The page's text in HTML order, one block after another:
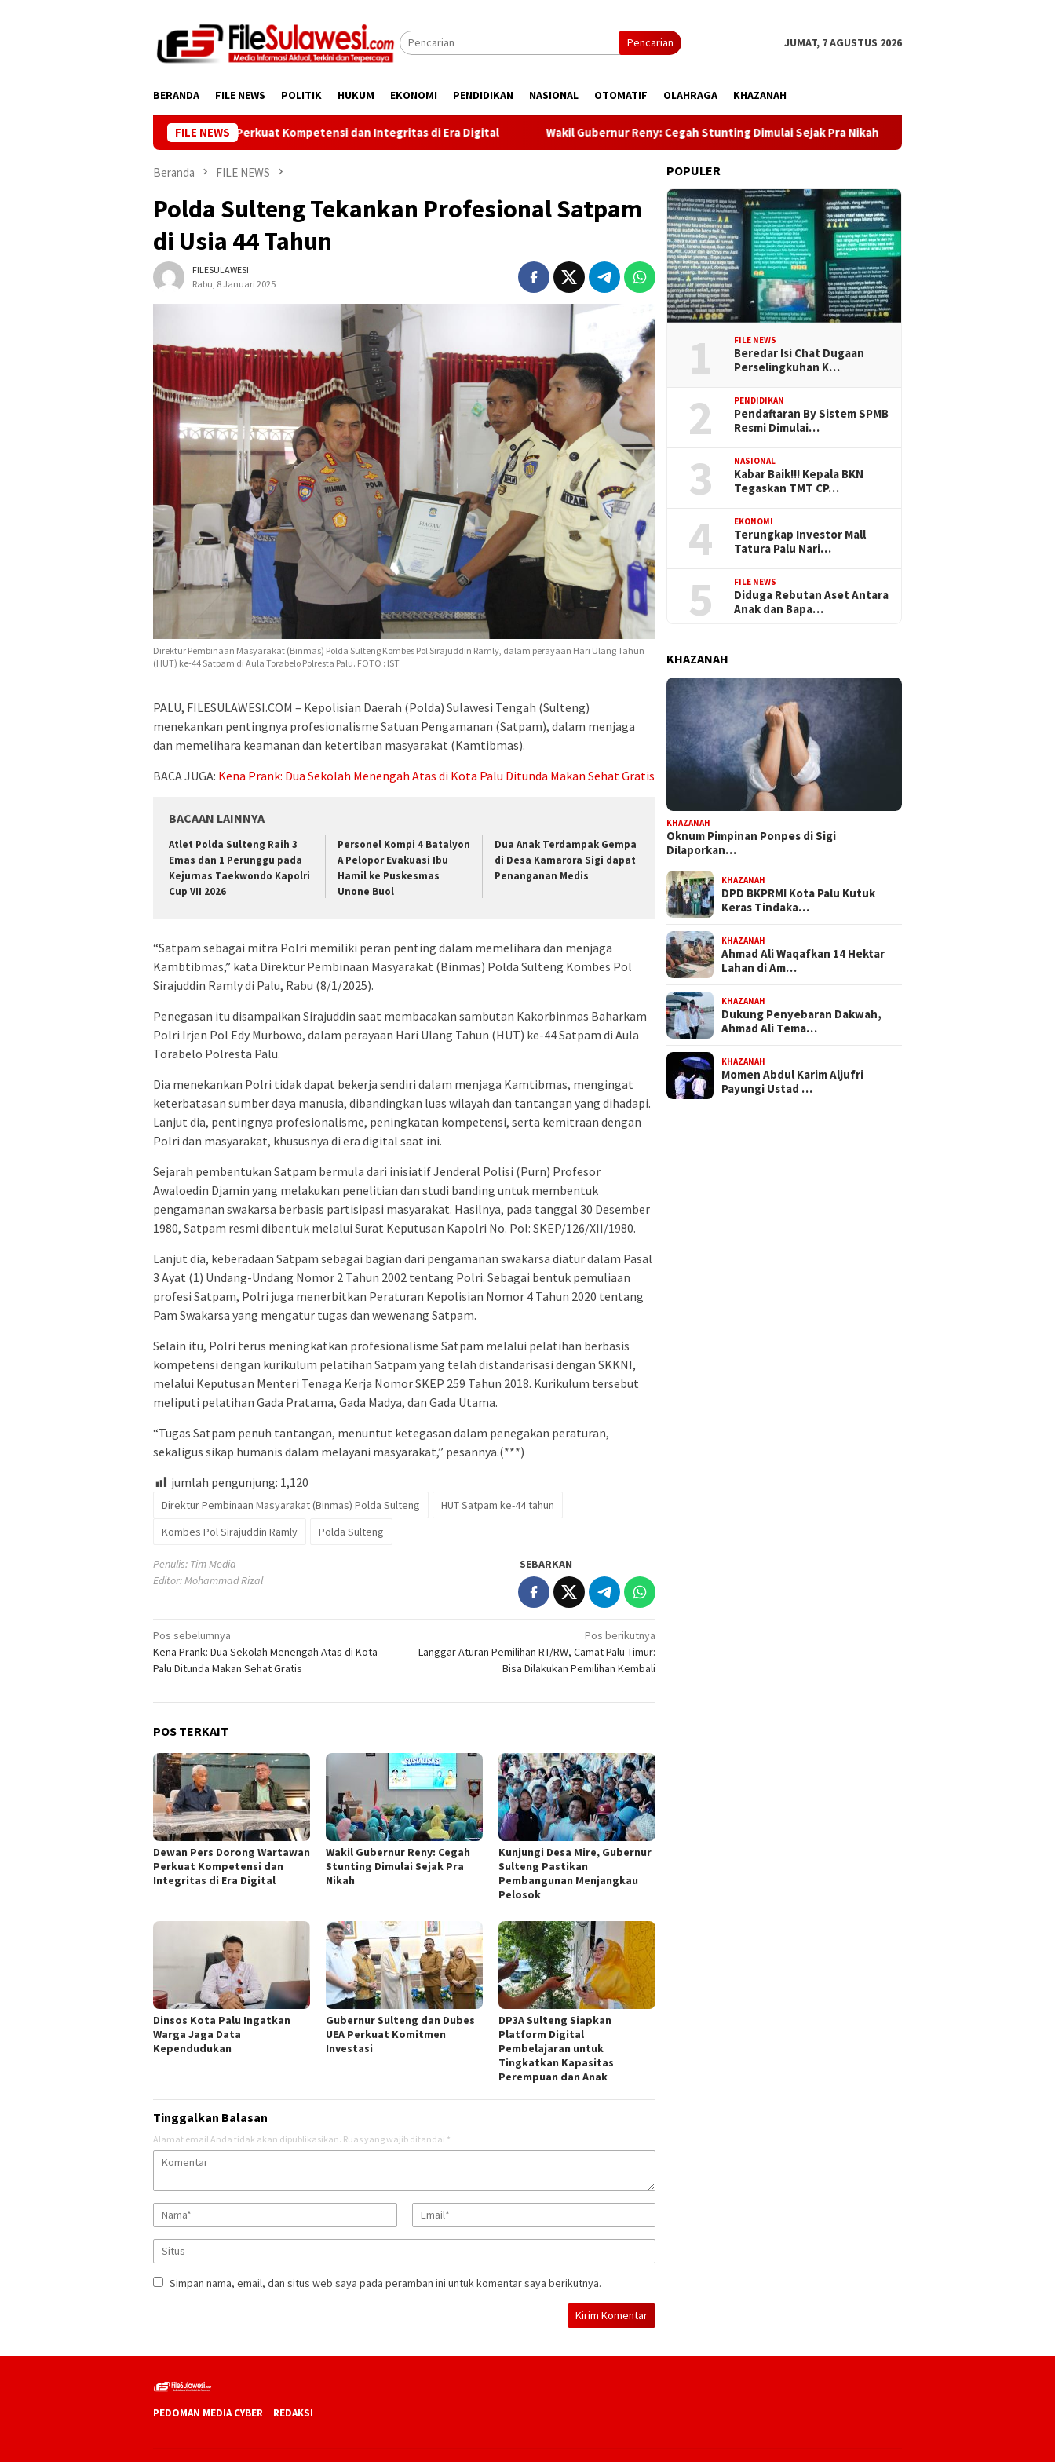
Pencarian JUMAT, 7 AGUSTUS 2026
BERANDA FILE NEWS POLITIK HUKUM EKONOMI PENDIDIKAN NASIONAL OTOMATIF OLAHRAGA KHAZANAH
FILE NEWS
Dewan Pers Dorong Wartawan Perkuat Kompetensi dan Integritas di Era Digital Wakil Gubernur Reny: Cegah Stunting Dimulai Sejak Pra Nikah Kunjungi Desa Mire, Gubernur
Beranda FILE NEWS
Polda Sulteng Tekankan Profesional Satpam
di Usia 44 Tahun
FILESULAWESI
Rabu, 8 Januari 2025
Direktur Pembinaan Masyarakat (Binmas) Polda Sulteng Kombes Pol Sirajuddin Ramly, dalam perayaan Hari Ulang Tahun
(HUT) ke-44 Satpam di Aula Torabelo Polresta Palu. FOTO : IST
PALU, FILESULAWESI.COM – Kepolisian Daerah (Polda) Sulawesi Tengah (Sulteng)
menekankan pentingnya profesionalisme Satuan Pengamanan (Satpam), dalam menjaga
dan memelihara keamanan dan ketertiban masyarakat (Kamtibmas).
BACA JUGA: Kena Prank: Dua Sekolah Menengah Atas di Kota Palu Ditunda Makan Sehat Gratis
BACAAN LAINNYA
Atlet Polda Sulteng Raih 3
Emas dan 1 Perunggu pada
Kejurnas Taekwondo Kapolri
Cup VII 2026
Personel Kompi 4 Batalyon
A Pelopor Evakuasi Ibu
Hamil ke Puskesmas
Unone Buol
Dua Anak Terdampak Gempa
di Desa Kamarora Sigi dapat
Penanganan Medis
“Satpam sebagai mitra Polri memiliki peran penting dalam memelihara dan menjaga
Kambtibmas,” kata Direktur Pembinaan Masyarakat (Binmas) Polda Sulteng Kombes Pol
Sirajuddin Ramly di Palu, Rabu (8/1/2025).
Penegasan itu disampaikan Sirajuddin saat membacakan sambutan Kakorbinmas Baharkam
Polri Irjen Pol Edy Murbowo, dalam perayaan Hari Ulang Tahun (HUT) ke-44 Satpam di Aula
Torabelo Polresta Palu.
Dia menekankan Polri tidak dapat bekerja sendiri dalam menjaga Kamtibmas, mengingat
keterbatasan sumber daya manusia, dibandingkan luas wilayah dan tantangan yang dihadapi.
Lanjut dia, pentingnya profesionalisme, peningkatan kompetensi, serta kemitraan dengan
Polri dan masyarakat, khususnya di era digital saat ini.
Sejarah pembentukan Satpam bermula dari inisiatif Jenderal Polisi (Purn) Profesor
Awaloedin Djamin yang melakukan penelitian dan studi banding untuk membentuk
pengamanan swakarsa berbasis partisipasi masyarakat. Hasilnya, pada tanggal 30 Desember
1980, Satpam resmi dibentuk melalui Surat Keputusan Kapolri No. Pol: SKEP/126/XII/1980.
Lanjut dia, keberadaan Satpam sebagai bagian dari pengamanan swakarsa diatur dalam Pasal
3 Ayat (1) Undang-Undang Nomor 2 Tahun 2002 tentang Polri. Sebagai bentuk pemuliaan
profesi Satpam, Polri juga menerbitkan Peraturan Kepolisian Nomor 4 Tahun 2020 tentang
Pam Swakarsa yang mengatur tugas dan wewenang Satpam.
Selain itu, Polri terus meningkatkan profesionalisme Satpam melalui pelatihan berbasis
kompetensi dengan kurikulum pelatihan Satpam yang telah distandarisasi dengan SKKNI,
melalui Keputusan Menteri Tenaga Kerja Nomor SKEP 259 Tahun 2018. Kurikulum tersebut
meliputi pelatihan Gada Pratama, Gada Madya, dan Gada Utama.
“Tugas Satpam penuh tantangan, menuntut ketegasan dalam penegakan peraturan,
sekaligus sikap humanis dalam melayani masyarakat,” pesannya.(***)
jumlah pengunjung: 1,120
Direktur Pembinaan Masyarakat (Binmas) Polda Sulteng
HUT Satpam ke-44 tahun
Kombes Pol Sirajuddin Ramly
Polda Sulteng
Penulis: Tim Media
Editor: Mohammad Rizal
SEBARKAN
Navigasi
pos
Pos sebelumnya
Kena Prank: Dua Sekolah Menengah Atas di Kota
Palu Ditunda Makan Sehat Gratis
Pos berikutnya
Langgar Aturan Pemilihan RT/RW, Camat Palu Timur:
Bisa Dilakukan Pemilihan Kembali
POS TERKAIT
Dewan Pers Dorong Wartawan
Perkuat Kompetensi dan
Integritas di Era Digital
Wakil Gubernur Reny: Cegah
Stunting Dimulai Sejak Pra
Nikah
Kunjungi Desa Mire, Gubernur
Sulteng Pastikan
Pembangunan Menjangkau
Pelosok
Dinsos Kota Palu Ingatkan
Warga Jaga Data
Kependudukan
Gubernur Sulteng dan Dubes
UEA Perkuat Komitmen
Investasi
DP3A Sulteng Siapkan
Platform Digital
Pembelajaran untuk
Tingkatkan Kapasitas
Perempuan dan Anak
Tinggalkan Balasan
Alamat email Anda tidak akan dipublikasikan. Ruas yang wajib ditandai *
Simpan nama, email, dan situs web saya pada peramban ini untuk komentar saya berikutnya.
POPULER
1 FILE NEWS
Beredar Isi Chat Dugaan
Perselingkuhan K…
2 PENDIDIKAN
Pendaftaran By Sistem SPMB
Resmi Dimulai…
3 NASIONAL
Kabar Baik!!! Kepala BKN
Tegaskan TMT CP…
4 EKONOMI
Terungkap Investor Mall
Tatura Palu Nari…
5 FILE NEWS
Diduga Rebutan Aset Antara
Anak dan Bapa…
KHAZANAH
KHAZANAH
Oknum Pimpinan Ponpes di Sigi
Dilaporkan…
KHAZANAH
DPD BKPRMI Kota Palu Kutuk
Keras Tindaka…
KHAZANAH
Ahmad Ali Waqafkan 14 Hektar
Lahan di Am…
KHAZANAH
Dukung Penyebaran Dakwah,
Ahmad Ali Tema…
KHAZANAH
Momen Abdul Karim Aljufri
Payungi Ustad …
PEDOMAN MEDIA CYBER REDAKSI